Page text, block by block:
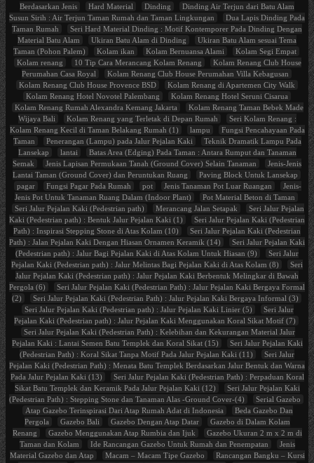
Berdasarkan Jenis Hard Material Dinding
Dinding Air Terjun dari Batu Alam
Susun Sirih : Air Terjun Taman Rumah dan Taman Lingkungan
Dua Lapis Dinding Pada
Taman Rumah
Seri Hard Material Dinding : Motif Kontemporer Pada Dinding Dengan
Material Batu Alam
Ukiran Batu Alam di Dinding
Ukiran Batu Alam sesuai Tema
Taman (Pohon Palem)
Kolam ikan Kolam Bernuansa Alami
Kolam Segi Empat
Kolam renang
10 Tip Cara Merancang Kolam Renang
Kolam Renang Club House
Perumahan Casa Royal
Kolam Renang Club House Perumahan Villa Kebagusan
Kolam Renang Club House Provence BSD
Kolam Renang di Apartemen City Walk
Kolam Renang Hotel Novotel Palembang
Kolam Renang Hotel Seruni Cisarua
Kolam Renang Rumah Alexandra Kemang Jakarta
Kolam Renang Taman Bebek Made
Wijaya Bali
Kolam Renang yang Terletak di Depan Rumah
Seri Kolam Renang :
Kolam Renang Kecil di Taman Belakang Rumah (1)
lampu
Fungsi Pencahayaan Pada
Taman
Penerangan (Lampu) pada Jalur Pejalan Kaki
Teknik Dramatik Lampu Pada
Lansekap
lantai
Batas Area (Edging) Pada Taman : Antara Rumput dan Tanaman
Semak
Jenis Lapisan Permukaan Tanah (Ground Cover) Selain Tanaman
Jenis-Jenis
Lantai Taman (Ground Cover) dan Peruntukan Ruang
Paving Block Untuk Lansekap
pagar
Fungsi Pagar Pada Rumah pot Jenis Tanaman Pot Luar Ruangan
Jenis-
Jenis Pot Untuk Tanaman Ruang Dalam (Indoor Plant)
Pot Material Beton di Taman
Seri Jalur Pejalan Kaki (Pedestrian path)
Merancang Jalan Setapak
Seri Jalur Pejalan
Kaki (Pedestrian path) : Bentuk Jalur Pejalan Kaki (1)
Seri Jalur Pejalan Kaki (Pedestrian
Path) : Inspirasi Stepping Stone di Atas Kolam (10)
Seri Jalur Pejalan Kaki (Pedestrian
Path) : Jalan Pejalan Kaki Dengan Hiasan Ornamen Keramik (14)
Seri Jalur Pejalan Kaki
(Pedestrian path) : Jalur Bagi Pejalan Kaki di Atas Kolam Untuk Hiasan (9)
Seri Jalur
Pejalan Kaki (Pedestrian path) : Jalur Melintas Bagi Pejalan Kaki di Atas Kolam (8)
Seri
Jalur Pejalan Kaki (Pedestrian path) : Jalur Pejalan Kaki Berbentuk Melingkar di Bawah
Pergola (6)
Seri Jalur Pejalan Kaki (Pedestrian Path) : Jalur Pejalan Kaki Bergaya Formal
(2)
Seri Jalur Pejalan Kaki (Pedestrian Path) : Jalur Pejalan Kaki Bergaya Informal (3)
Seri Jalur Pejalan Kaki (Pedestrian path) : Jalur Pejalan Kaki Linier (5)
Seri Jalur
Pejalan Kaki (Pedestrian path) : Jalur Pejalan Kaki Menggunakan Koral Sikat Motif (7)
Seri Jalur Pejalan Kaki (Pedestrian Path) : Kelebihan dan Kekurangan Material Jalur
Pejalan Kaki : Lantai Semen Batu Templek dan Koral Sikat (15)
Seri Jalur Pejalan Kaki
(Pedestrian Path) : Koral Sikat Tanpa Motif Pada Jalur Pejalan Kaki (11)
Seri Jalur
Pejalan Kaki (Pedestrian Path) : Menata Batu Templek Berdasarkan Jalur Bentuk dan Warna
Pada Jalur Pejalan Kaki (13)
Seri Jalur Pejalan Kaki (Pedestrian Path) : Perpaduan Koral
Sikat Batu Templek dan Keramik Pada Jalur Pejalan Kaki (12)
Seri Jalur Pejalan Kaki
(Pedestrian Path) : Stepping Stone dan Tanaman Alas -Ground Cover-(4)
Serial Gazebo
Atap Gazebo Terinspirasi Dari Atap Rumah Adat di Indonesia
Beda Gazebo Dan
Pergola
Gazebo Bali Gazebo Dengan Atap Datar
Gazebo di Dalam Kolam
Renang
Gazebo Menggunakan Atap Rumbia dan Ijuk
Gazebo Ukuran 2 m x 2 m di
Taman dan Kolam
Ide Rancangan Gazebo Untuk Rumah dan Penempatan
Jenis
Material Gazebo dan Atap
Macam – Macam Tipe Gazebo
Rancangan Bangku – Kursi